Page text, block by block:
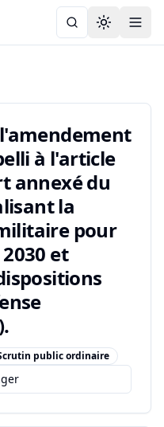
Toggle
à l'article
annexé du
la
pour
et
public ordinaire